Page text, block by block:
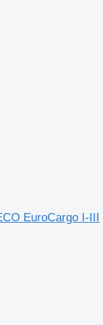
EuroCargo I-III